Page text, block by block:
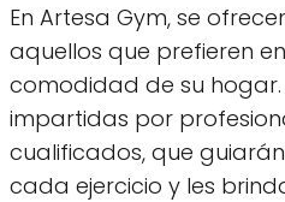
En Artesa Gym, se
aquellos que prefieren
comodidad de su hogar.
impartidas por
cualificados, que
cada ejercicio y les